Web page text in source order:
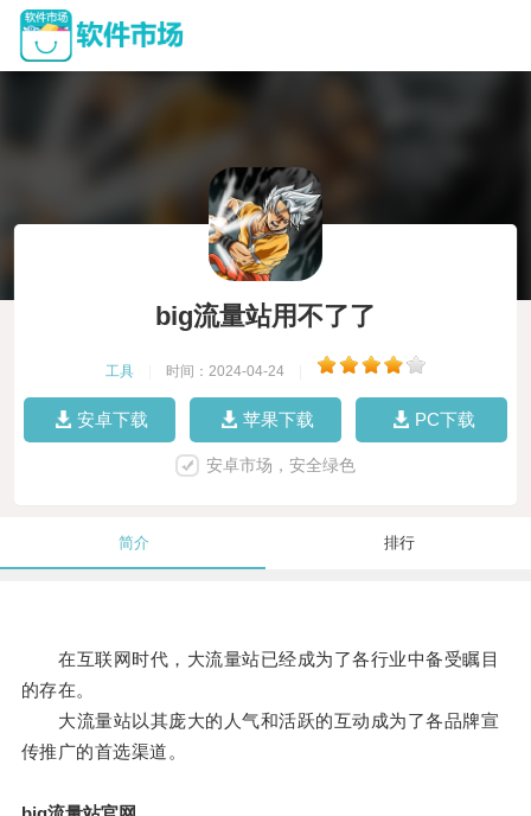
big流量站用不了了
工具 时间：2024-04-24
安卓下载 苹果下载 PC下载
安卓市场，安全绿色
简介 排行
在互联网时代，大流量站已经成为了各行业中备受瞩目
的存在。
大流量站以其庞大的人气和活跃的互动成为了各品牌宣
传推广的首选渠道。